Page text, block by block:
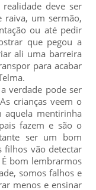
deve ser
raiva, um sermão,
ou até pedir
que pegou a
ali uma barreira
para acabar
verdade pode ser
crianças veem o
mentirinha
fazem e são o
ser um bom
filhos vão detectar
bom lembrarmos
somos falhos e
menos e ensinar